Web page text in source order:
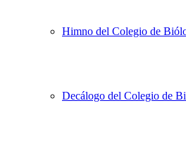
Himno del Colegio de
Decálogo del Colegio de